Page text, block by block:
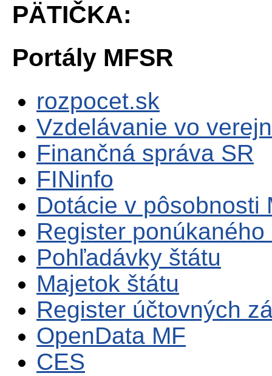
PÄTIČKA:
Portály MFSR
rozpocet.sk
Vzdelávanie vo
Finančná správa SR
FINinfo
Dotácie v pôsobnosti
Register
Pohľadávky štátu
Majetok štátu
Register účtovných
OpenData MF
CES